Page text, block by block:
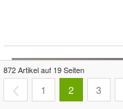
872 Artikel auf 19 Seiten
1 2 3